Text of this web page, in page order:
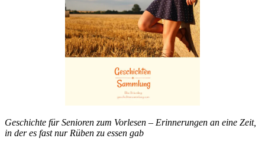
Geschichte für Senioren zum Vorlesen – Erinnerungen an eine Zeit,
in der es fast nur Rüben zu essen gab